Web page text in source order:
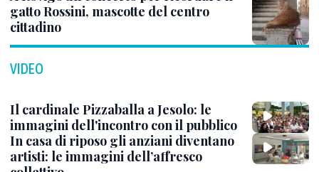
gatto Rossini, mascotte del centro
cittadino
VIDEO
Il cardinale Pizzaballa a Jesolo: le
immagini dell'incontro con il pubblico
In casa di riposo gli anziani diventano
artisti: le immagini dell’affresco